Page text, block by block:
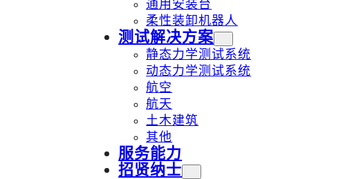
通用安装台
柔性装卸机器人
测试解决方案
静态力学测试系统
动态力学测试系统
航空
航天
土木建筑
其他
服务能力
招贤纳士